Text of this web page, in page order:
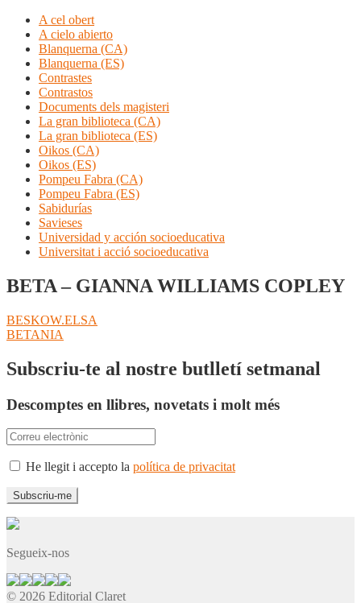
A cel obert
A cielo abierto
Blanquerna (CA)
Blanquerna (ES)
Contrastes
Contrastos
Documents dels magisteri
La gran biblioteca (CA)
La gran biblioteca (ES)
Oikos (CA)
Oikos (ES)
Pompeu Fabra (CA)
Pompeu Fabra (ES)
Sabidurías
Savieses
Universidad y acción socioeducativa
Universitat i acció socioeducativa
BETA – GIANNA WILLIAMS COPLEY
Navegació
d'entrades
Entrada
anterior:
BESKOW.ELSA
Pròxima
BETANIA
Subscriu-te al nostre butlletí setmanal
Descomptes en llibres, novetats i molt més
He llegit i accepto la política de privacitat
Segueix-nos
© 2026 Editorial Claret